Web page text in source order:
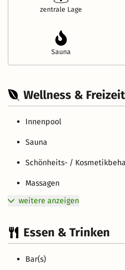
zentrale Lage
Sauna
Wellness & Freizeit
Innenpool
Sauna
Schönheits- /
Massagen
weitere anzeigen
Essen & Trinken
Bar(s)